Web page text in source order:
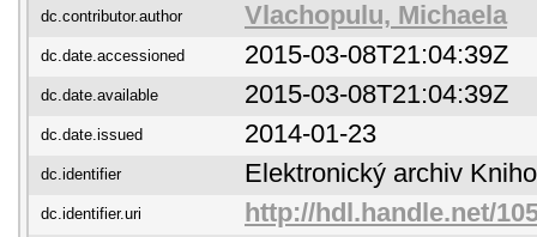
dc.contributor.author Vlachopulu, Michaela
dc.date.accessioned 2015-03-08T21:04:39Z
dc.date.available 2015-03-08T21:04:39Z
dc.date.issued 2014-01-23
dc.identifier Elektronický archiv
dc.identifier.uri http://hdl.handle.net/